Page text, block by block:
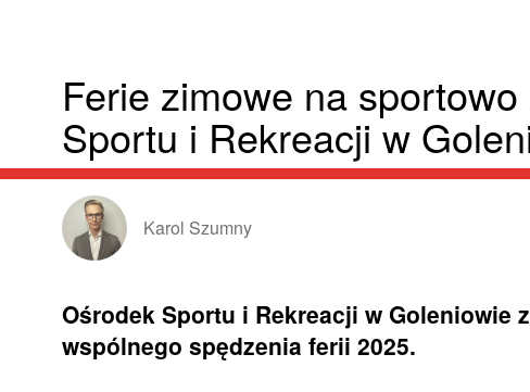
Ferie zimowe na
Sportu i Rekreacji w
Karol Szumny
Ośrodek Sportu i Rekreacji w Goleniowie
wspólnego spędzenia ferii 2025.